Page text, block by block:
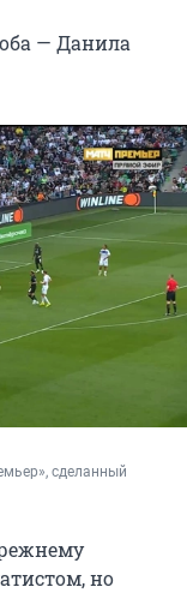
— Данила
сделанный
но